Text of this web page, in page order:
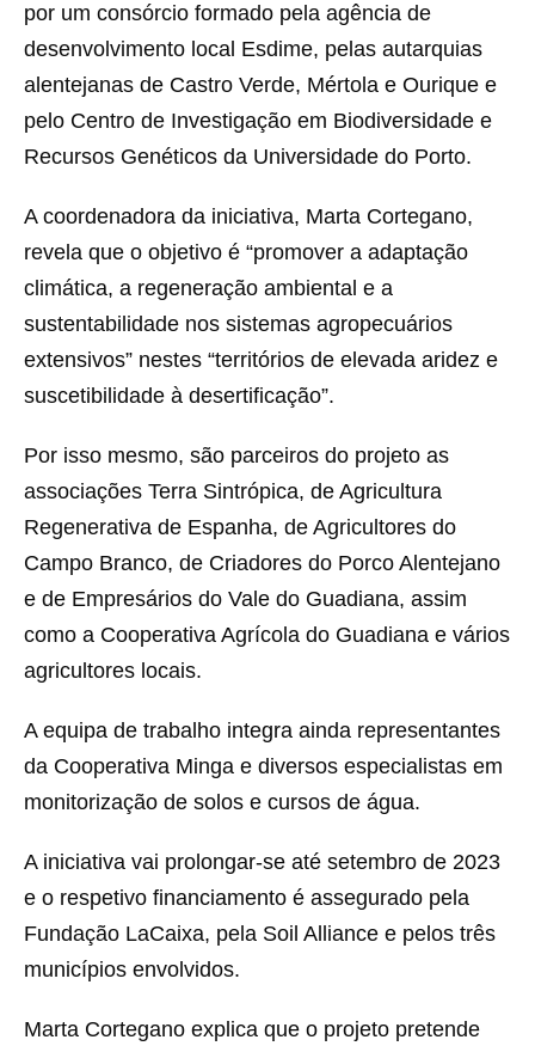
por um consórcio formado pela agência de
desenvolvimento local Esdime, pelas autarquias
alentejanas de Castro Verde, Mértola e Ourique e
pelo Centro de Investigação em Biodiversidade e
Recursos Genéticos da Universidade do Porto.
A coordenadora da iniciativa, Marta Cortegano,
revela que o objetivo é “promover a adaptação
climática, a regeneração ambiental e a
sustentabilidade nos sistemas agropecuários
extensivos” nestes “territórios de elevada aridez e
suscetibilidade à desertificação”.
Por isso mesmo, são parceiros do projeto as
associações Terra Sintrópica, de Agricultura
Regenerativa de Espanha, de Agricultores do
Campo Branco, de Criadores do Porco Alentejano
e de Empresários do Vale do Guadiana, assim
como a Cooperativa Agrícola do Guadiana e vários
agricultores locais.
A equipa de trabalho integra ainda representantes
da Cooperativa Minga e diversos especialistas em
monitorização de solos e cursos de água.
A iniciativa vai prolongar-se até setembro de 2023
e o respetivo financiamento é assegurado pela
Fundação LaCaixa, pela Soil Alliance e pelos três
municípios envolvidos.
Marta Cortegano explica que o projeto pretende